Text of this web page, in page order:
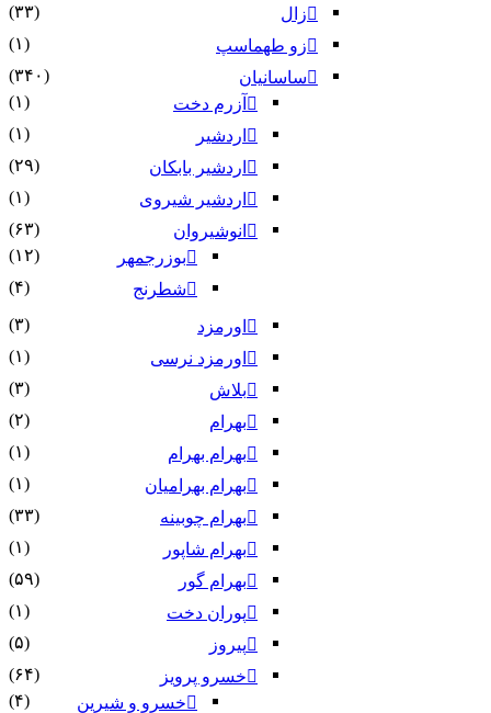
زال
(۳۳)
زو طهماسپ‏
(۱)
ساسانیان
(۳۴۰)
آزرم دخت
(۱)
اردشیر
(۱)
اردشیر بابکان
(۲۹)
اردشیر شیروی
(۱)
انوشیروان
(۶۳)
بوزرجمهر
(۱۲)
شطرنج
(۴)
اورمزد
(۳)
اورمزد نرسى‏
(۱)
بلاش
(۳)
بهرام
(۲)
بهرام بهرام
(۱)
بهرام بهرامیان‏
(۱)
بهرام چوبینه
(۳۳)
بهرام شاپور
(۱)
بهرام گور
(۵۹)
پوران دخت
(۱)
پیروز
(۵)
خسرو پرویز
(۶۴)
خسرو و شیرین
(۴)